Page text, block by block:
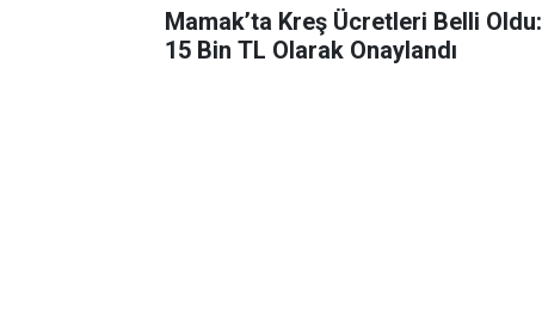
Mamak’ta Kreş Ücretleri Belli Oldu:
15 Bin TL Olarak Onaylandı